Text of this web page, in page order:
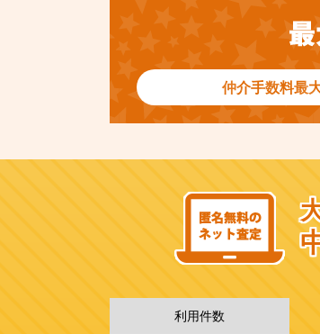
仲介手数料最
利用件数